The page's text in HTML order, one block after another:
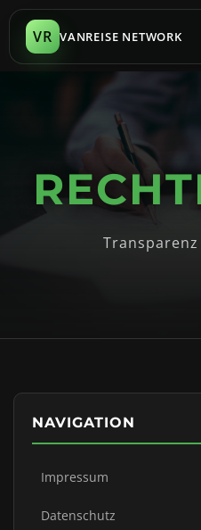
VR VANREISE NETWORK
NAVIGATION
Impressum
Datenschutz